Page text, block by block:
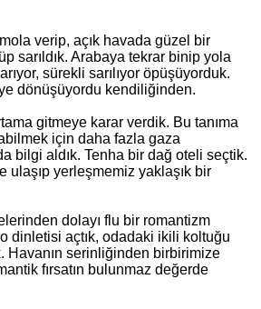
verip, açık havada güzel bir
sarıldık. Arabaya tekrar binip yola
sürekli sarılıyor öpüşüyorduk.
dönüşüyordu kendiliğinden.
gitmeye karar verdik. Bu tanıma
için daha fazla gaza
bilgi aldık. Tenha bir dağ oteli seçtik.
ulaşıp yerleşmemiz yaklaşık bir
dolayı flu bir romantizm
dinletisi açtık, odadaki ikili koltuğu
Havanın serinliğinden birbirimize
fırsatın bulunmaz değerde